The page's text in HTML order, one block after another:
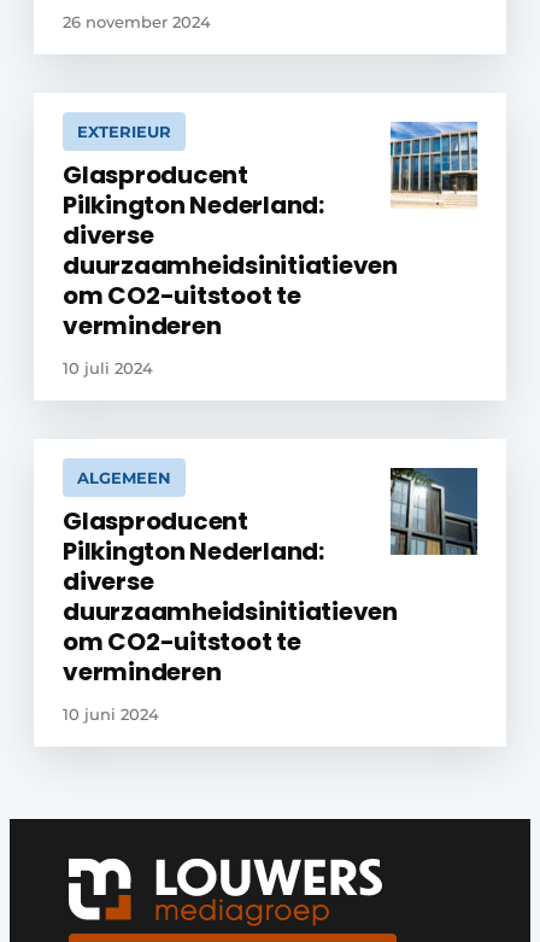
26 november 2024
EXTERIEUR
Glasproducent
Pilkington Nederland:
diverse
duurzaamheidsinitiatieven
om CO2-uitstoot te
verminderen
10 juli 2024
ALGEMEEN
Glasproducent
Pilkington Nederland:
diverse
duurzaamheidsinitiatieven
om CO2-uitstoot te
verminderen
10 juni 2024